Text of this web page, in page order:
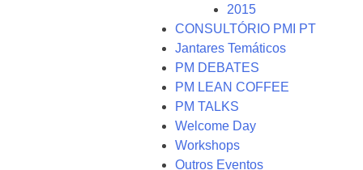
2015
CONSULTÓRIO PMI PT
Jantares Temáticos
PM DEBATES
PM LEAN COFFEE
PM TALKS
Welcome Day
Workshops
Outros Eventos